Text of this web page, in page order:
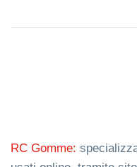
RC Gomme: